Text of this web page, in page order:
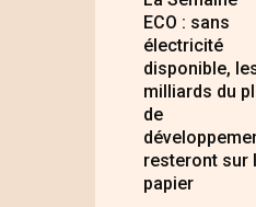
ECO : sans
électricité
disponible,
milliards du
de
resteront sur
papier